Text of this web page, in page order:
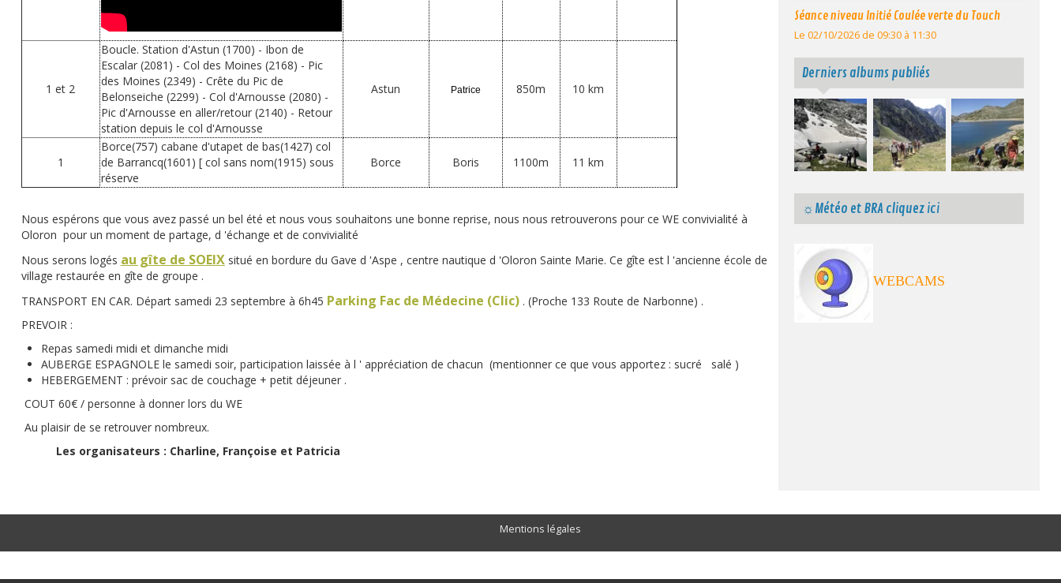
1 et 2
Boucle. Station d'Astun (1700) - Ibon de
Escalar (2081) - Col des Moines (2168) - Pic
des Moines (2349) - Crête du Pic de
Belonseiche (2299) - Col d'Arnousse (2080) -
Pic d'Arnousse en aller/retour (2140) - Retour
station depuis le col d'Arnousse
Astun Patrice 850m 10 km
1
Borce(757) cabane d'utapet de bas(1427) col
de Barrancq(1601) [ col sans nom(1915) sous
réserve
Borce Boris 1100m 11 km
Nous espérons que vous avez passé un bel été et nous vous souhaitons une bonne reprise, nous nous retrouverons pour ce WE convivialité à
Oloron pour un moment de partage, d 'échange et de convivialité
Nous serons logés au gîte de SOEIXsitué en bordure du Gave d 'Aspe , centre nautique d 'Oloron Sainte Marie. Ce gîte est l 'ancienne école de
village restaurée en gîte de groupe .
TRANSPORT EN CAR. Départ samedi 23 septembre à 6h45 Parking Fac de Médecine (Clic) . (Proche 133 Route de Narbonne) .
PREVOIR :
Repas samedi midi et dimanche midi
AUBERGE ESPAGNOLE le samedi soir, participation laissée à l ' appréciation de chacun (mentionner ce que vous apportez : sucré salé )
HEBERGEMENT : prévoir sac de couchage + petit déjeuner .
COUT 60€ / personne à donner lors du WE
Au plaisir de se retrouver nombreux.
Les organisateurs : Charline, Françoise et Patricia
Séance niveau Initié Coulée verte du Touch
Le 02/10/2026 de 09:30 à 11:30
Derniers albums publiés
☼Météo et BRA cliquez ici
WEBCAMS
Mentions légales